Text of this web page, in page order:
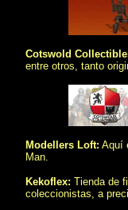
Cotswold
entre otros, tanto
Modellers Loft: Aquí
Man.
Kekoflex: Tienda de
coleccionistas, a